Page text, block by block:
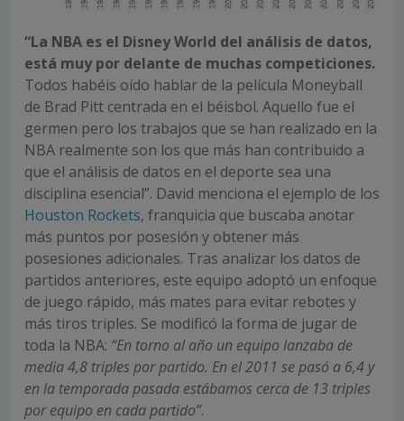
“La NBA es el Disney World del análisis de datos,
está muy por delante de muchas competiciones.
Todos habéis oído hablar de la película Moneyball
de Brad Pitt centrada en el béisbol. Aquello fue el
germen pero los trabajos que se han realizado en la
NBA realmente son los que más han contribuido a
que el análisis de datos en el deporte sea una
disciplina esencial”. David menciona el ejemplo de los
Houston Rockets, franquicia que buscaba anotar
más puntos por posesión y obtener más
posesiones adicionales. Tras analizar los datos de
partidos anteriores, este equipo adoptó un enfoque
de juego rápido, más mates para evitar rebotes y
más tiros triples. Se modificó la forma de jugar de
toda la NBA: “En torno al año un equipo lanzaba de
media 4,8 triples por partido. En el 2011 se pasó a 6,4 y
en la temporada pasada estábamos cerca de 13 triples
por equipo en cada partido”.